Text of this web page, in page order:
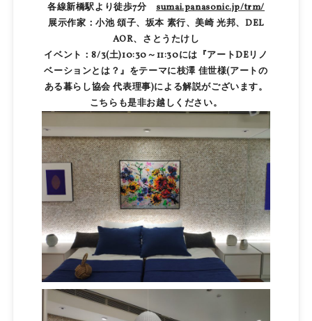
各線新橋駅より徒歩7分sumai.panasonic.jp/trm/
展示作家：小池 頌子、坂本 素行、美崎 光邦、DEL
AOR、さとうたけし
イベント：8/3(土)10:30～11:30には『アートDEリノ
ベーションとは？』をテーマに枝澤 佳世様(アートの
ある暮らし協会 代表理事)による解説がございます。
こちらも是非お越しください。